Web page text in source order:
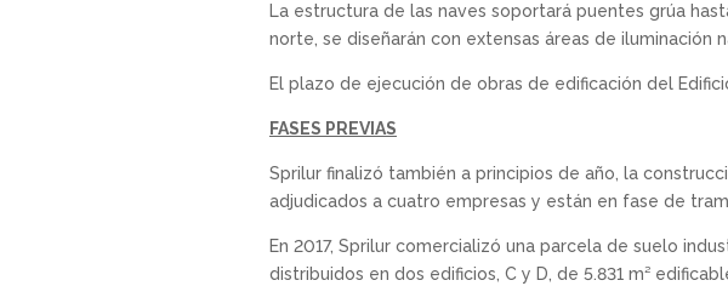
La estructura de las naves soportará puentes grúa
norte, se diseñarán con extensas áreas de iluminación
El plazo de ejecución de obras de edificación del
FASES PREVIAS
Sprilur finalizó también a principios de año, la
adjudicados a cuatro empresas y están en fase de
En 2017, Sprilur comercializó una parcela de suelo
distribuidos en dos edificios, C y D, de 5.831 m²